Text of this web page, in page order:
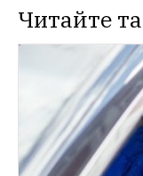
Читайте
ТРАНСПОРТ